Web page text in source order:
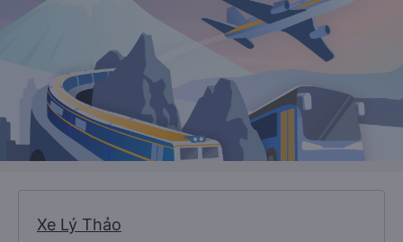
Xe Lý Thảo